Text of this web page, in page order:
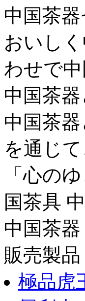
中国茶
おいし
わせで
中国茶
中国茶
を通じ
「心の
国茶具
中国茶器
販売製品
極品虎